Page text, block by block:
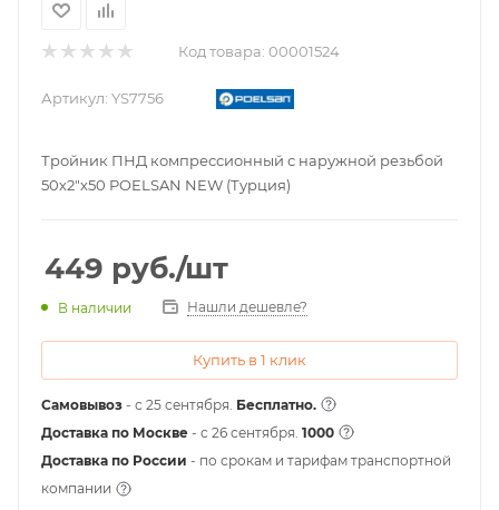
Код товара: 00001524
Артикул: YS7756
Тройник ПНД компрессионный с наружной резьбой
50х2"х50 POELSAN NEW (Турция)
449 руб./шт
В наличии Нашли дешевле?
Купить в 1 клик
Самовывоз - с 25 сентября. Бесплатно.
Доставка по Москве - c 26 сентября. 1000
Доставка по России - по срокам и тарифам транспортной
компании